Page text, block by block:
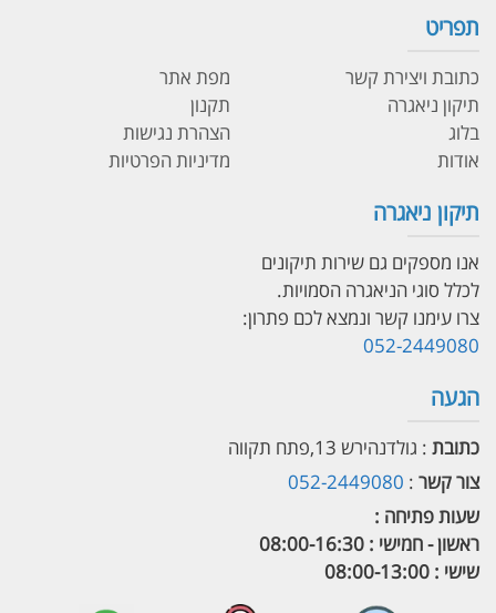
תפריט
כתובת ויצירת קשר
תיקון ניאגרה
בלוג
אודות
מפת אתר
תקנון
הצהרת נגישות
מדיניות הפרטיות
תיקון ניאגרה
אנו מספקים גם שירות תיקונים
לכלל סוגי הניאגרה הסמויות.
צרו עימנו קשר ונמצא לכם פתרון:
052-2449080
הגעה
כתובת : גולדנהירש 13,פתח תקווה
צור קשר :
052-2449080
שעות פתיחה :
ראשון - חמישי : 08:00-16:30
שישי : 08:00-13:00